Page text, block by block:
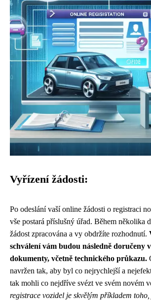
Vyřízení žádosti:
Po odeslání vaší online žádosti o registraci
vše postará příslušný úřad. Během několika
žádost zpracována a vy obdržíte rozhodnutí.
schválení vám budou následně doručeny
dokumenty, včetně technického průkazu.
navržen tak, aby byl co nejrychlejší a
tak mohli co nejdříve svézt ve svém novém
registrace vozidel je skvělým příkladem